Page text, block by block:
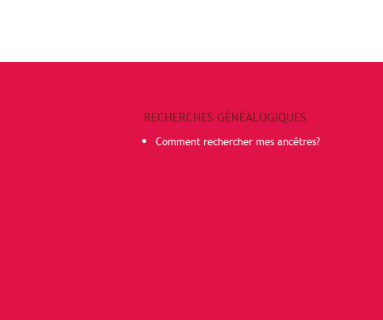
RECHERCHES GÉNÉALOGIQUES
Comment rechercher mes ancêtres?